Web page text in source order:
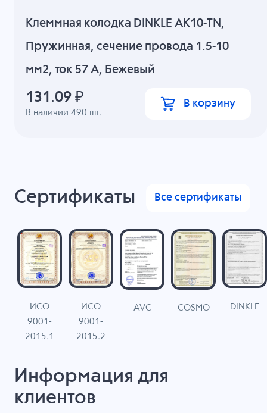
Клеммная колодка DINKLE AK10-TN,
Пружинная, сечение провода 1.5-10
мм2, ток 57 A, Бежевый
В наличии490 шт.
131.09 ₽ В корзину
Сертификаты Все сертификаты
ИСО
9001-
2015.1
ИСО
9001-
2015.2
AVC COSMO DINKLE
Информация для
клиентов